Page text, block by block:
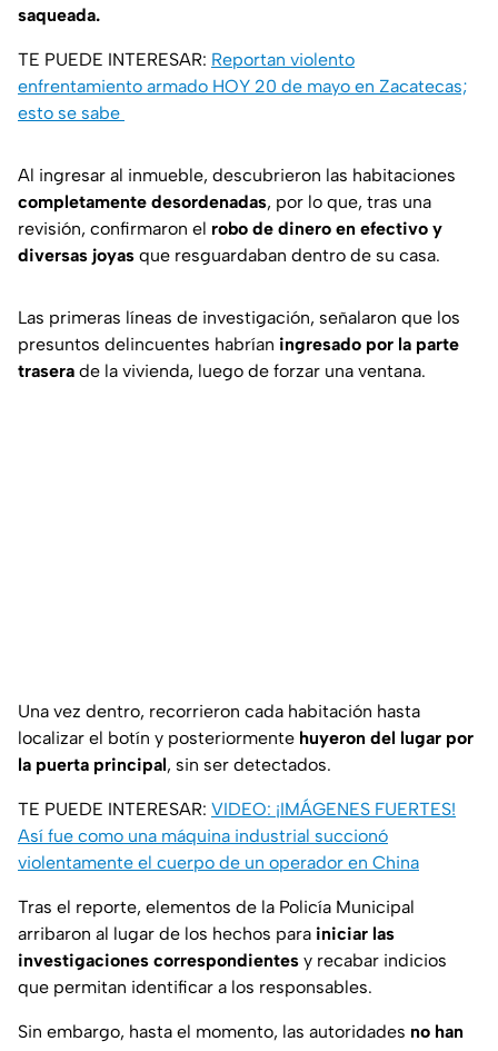
saqueada.
TE PUEDE INTERESAR: Reportan violento
enfrentamiento armado HOY 20 de mayo en Zacatecas;
esto se sabe
Al ingresar al inmueble, descubrieron las habitaciones
completamente desordenadas, por lo que, tras una
revisión, confirmaron el robo de dinero en efectivo y
diversas joyas que resguardaban dentro de su casa.
Las primeras líneas de investigación, señalaron que los
presuntos delincuentes habrían ingresado por la parte
trasera de la vivienda, luego de forzar una ventana.
Una vez dentro, recorrieron cada habitación hasta
localizar el botín y posteriormente huyeron del lugar por
la puerta principal, sin ser detectados.
TE PUEDE INTERESAR: VIDEO: ¡IMÁGENES FUERTES!
Así fue como una máquina industrial succionó
violentamente el cuerpo de un operador en China
Tras el reporte, elementos de la Policía Municipal
arribaron al lugar de los hechos para iniciar las
investigaciones correspondientes y recabar indicios
que permitan identificar a los responsables.
Sin embargo, hasta el momento, las autoridades no han